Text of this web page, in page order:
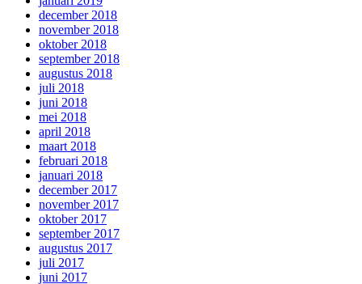
december 2018
november 2018
oktober 2018
september 2018
augustus 2018
juli 2018
juni 2018
mei 2018
april 2018
maart 2018
februari 2018
januari 2018
december 2017
november 2017
oktober 2017
september 2017
augustus 2017
juli 2017
juni 2017